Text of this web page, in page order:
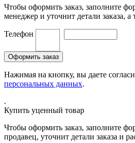
Чтобы оформить заказ, заполните
менеджер и уточнит детали заказа, а
Телефон
Нажимая на кнопку, вы даете
персональных данных.
.
Купить уценный товар
Чтобы оформить заказ, заполните
продавец, уточнит детали заказа и